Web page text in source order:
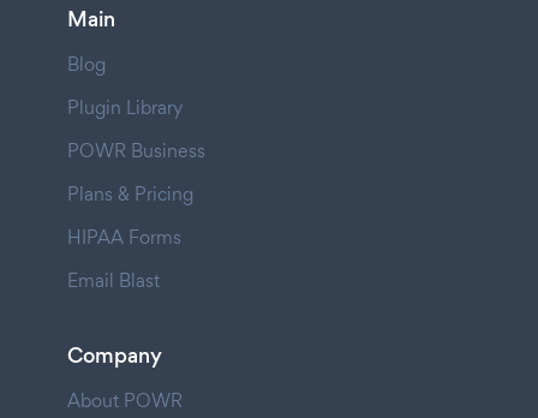
Main
Blog
Plugin Library
POWR Business
Plans & Pricing
HIPAA Forms
Email Blast
Company
About POWR